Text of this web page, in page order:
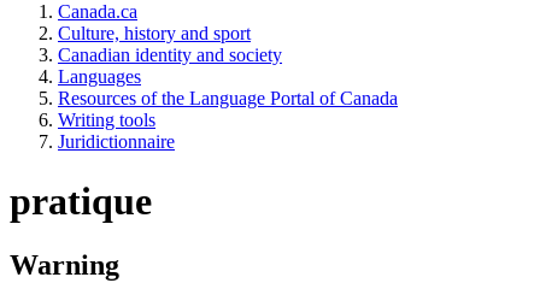
Canada.ca
Culture, history and sport
Canadian identity and society
Languages
Resources of the Language Portal of Canada
Writing tools
Juridictionnaire
pratique
Warning